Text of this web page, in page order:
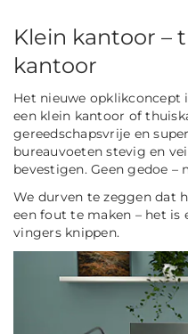
Klein kantoor –
kantoor
Het nieuwe
een klein kantoor of
gereedschapsvrije en
bureauvoeten stevig en
bevestigen. Geen gedoe –
We durven te zeggen dat
een fout te maken – het is
vingers knippen.